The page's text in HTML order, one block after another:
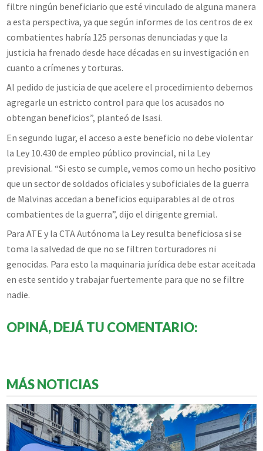
filtre ningún beneficiario que esté vinculado de alguna manera
a esta perspectiva, ya que según informes de los centros de ex
combatientes habría 125 personas denunciadas y que la
justicia ha frenado desde hace décadas en su investigación en
cuanto a crímenes y torturas.
Al pedido de justicia de que acelere el procedimiento debemos
agregarle un estricto control para que los acusados no
obtengan beneficios”, planteó de Isasi.
En segundo lugar, el acceso a este beneficio no debe violentar
la Ley 10.430 de empleo público provincial, ni la Ley
previsional. “Si esto se cumple, vemos como un hecho positivo
que un sector de soldados oficiales y suboficiales de la guerra
de Malvinas accedan a beneficios equiparables al de otros
combatientes de la guerra”, dijo el dirigente gremial.
Para ATE y la CTA Autónoma la Ley resulta beneficiosa si se
toma la salvedad de que no se filtren torturadores ni
genocidas. Para esto la maquinaria jurídica debe estar aceitada
en este sentido y trabajar fuertemente para que no se filtre
nadie.
OPINÁ, DEJÁ TU COMENTARIO:
MÁS NOTICIAS